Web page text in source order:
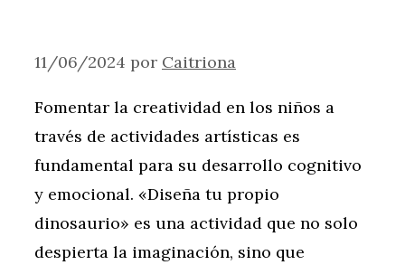
11/06/2024 por Caitriona
Fomentar la creatividad en los niños a
través de actividades artísticas es
fundamental para su desarrollo cognitivo
y emocional. «Diseña tu propio
dinosaurio» es una actividad que no solo
despierta la imaginación, sino que